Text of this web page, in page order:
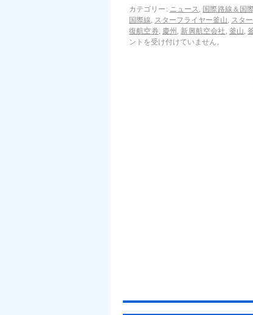
カテゴリー: ニュース, 国際路線＆国
国際線, スターフライヤー釜山, スタ
復航空券, 慶州 , 新興航空会社 , 釜山,
ントを受け付けていません。